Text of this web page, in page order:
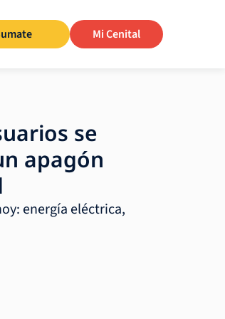
Mi Cenital
se
apagón
energía eléctrica,